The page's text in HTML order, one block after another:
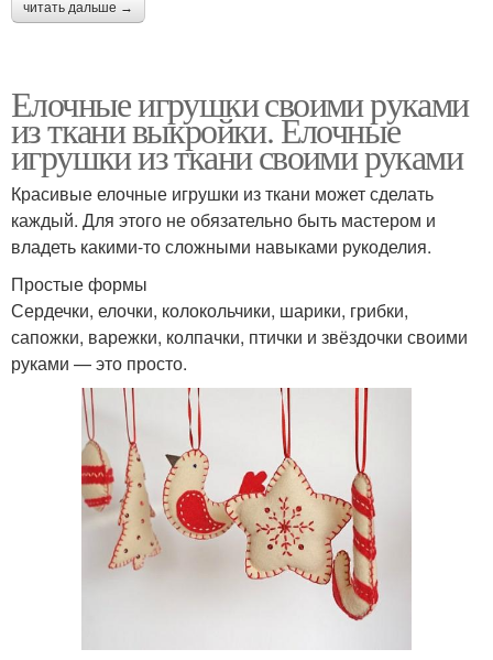
читать дальше →
Елочные игрушки своими руками
из ткани выкройки. Елочные
игрушки из ткани своими руками
Красивые елочные игрушки из ткани может сделать
каждый. Для этого не обязательно быть мастером и
владеть какими-то сложными навыками рукоделия.
Простые формы
Сердечки, елочки, колокольчики, шарики, грибки,
сапожки, варежки, колпачки, птички и звёздочки своими
руками — это просто.